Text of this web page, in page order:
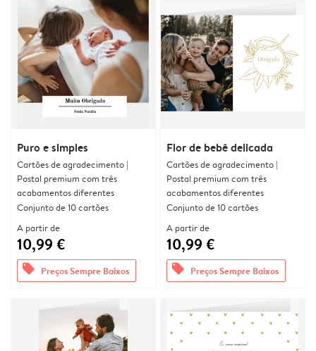
Puro e simples
Cartões de agradecimento |
Postal premium com três
acabamentos diferentes
Conjunto de 10 cartões
A partir de
10,99 €
offers Preços Sempre Baixos
Flor de bebê delicada
Cartões de agradecimento |
Postal premium com três
acabamentos diferentes
Conjunto de 10 cartões
A partir de
10,99 €
offers Preços Sempre Baixos